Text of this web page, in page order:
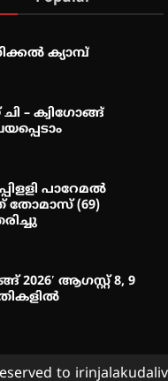
ക്യാമ്പ്
– ക്വിഗോങ്ങ്
പാറേമൽ
തോമാസ് (69)
2026′ ആഗസ്റ്റ് 8, 9
to